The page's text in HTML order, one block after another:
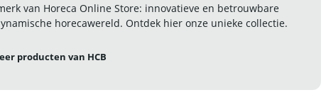
van Horeca Online Store: innovatieve en betrouwbare
horecawereld. Ontdek hier onze unieke collectie.
producten van HCB